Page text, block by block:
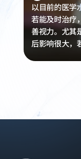
以目前的医学
若能及时治疗
善视力。尤其
后影响很大，